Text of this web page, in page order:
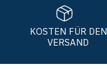
KOSTEN FÜR DEN
VERSAND